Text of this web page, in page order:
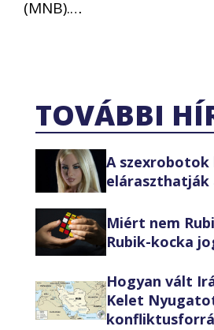
(MNB).…
TOVÁBBI
A szexrobotok
eláraszthatják
Miért nem
Rubik-kocka
Hogyan vált
Kelet